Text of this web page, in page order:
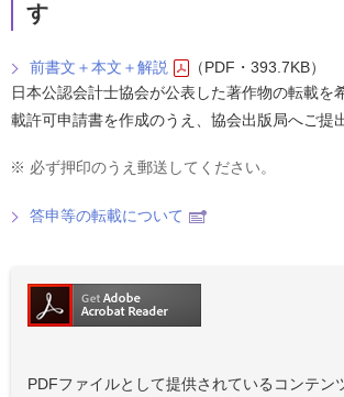
す
前書文＋本文＋解説
（PDF・393.7KB）
日本公認会計士協会が公表した著作物の転載を
載許可申請書を作成のうえ、協会出版局へご提
※ 必ず押印のうえ郵送してください。
答申等の転載について
PDFファイルとして提供されているコンテン